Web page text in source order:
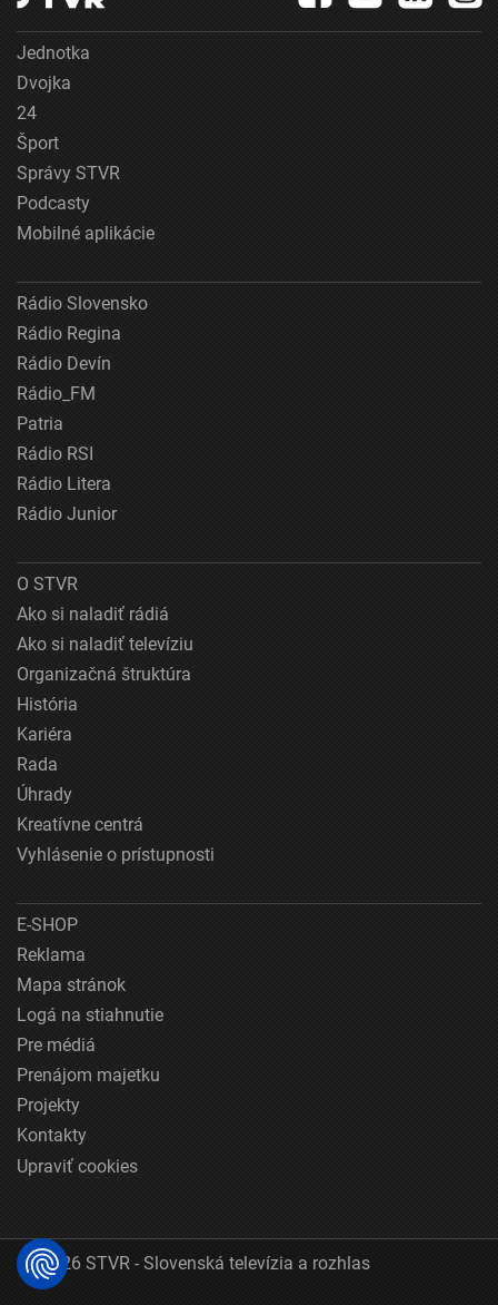
Jednotka
Dvojka
24
Šport
Správy STVR
Podcasty
Mobilné aplikácie
Rádio Slovensko
Rádio Regina
Rádio Devín
Rádio_FM
Patria
Rádio RSI
Rádio Litera
Rádio Junior
O STVR
Ako si naladiť rádiá
Ako si naladiť televíziu
Organizačná štruktúra
História
Kariéra
Rada
Úhrady
Kreatívne centrá
Vyhlásenie o prístupnosti
E-SHOP
Reklama
Mapa stránok
Logá na stiahnutie
Pre médiá
Prenájom majetku
Projekty
Kontakty
Upraviť cookies
© 2026 STVR - Slovenská televízia a rozhlas